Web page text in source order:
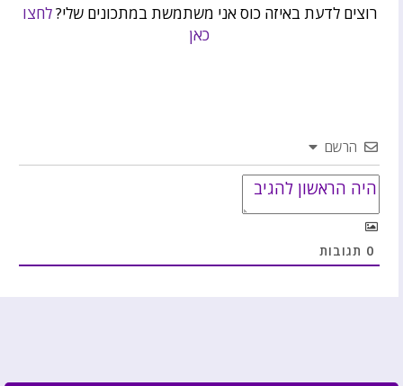
רוצים לדעת באיזה כוס אני משתמשת במתכונים שלי?לחצו
כאן
הרשם
0 תגובות